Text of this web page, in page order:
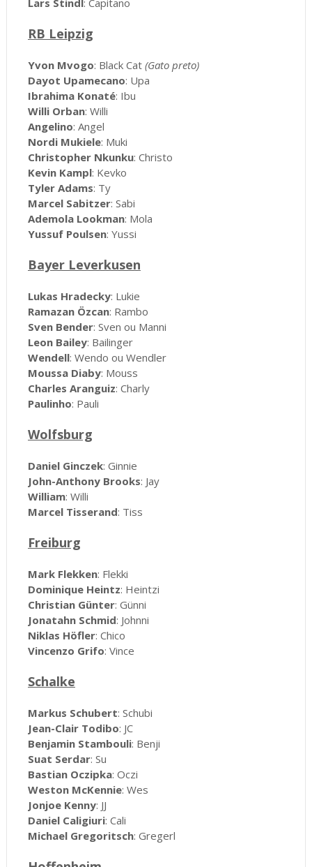
RB Leipzig
Yvon Mvogo: Black Cat (Gato preto)
Dayot Upamecano: Upa
Ibrahima Konaté: Ibu
Willi Orban: Willi
Angelino: Angel
Nordi Mukiele: Muki
Christopher Nkunku: Christo
Kevin Kampl: Kevko
Tyler Adams: Ty
Marcel Sabitzer: Sabi
Ademola Lookman: Mola
Yussuf Poulsen: Yussi
Bayer Leverkusen
Lukas Hradecky: Lukie
Ramazan Özcan: Rambo
Sven Bender: Sven ou Manni
Leon Bailey: Bailinger
Wendell: Wendo ou Wendler
Moussa Diaby: Mouss
Charles Aranguiz: Charly
Paulinho: Pauli
Wolfsburg
Daniel Ginczek: Ginnie
John-Anthony Brooks: Jay
William: Willi
Marcel Tisserand: Tiss
Freiburg
Mark Flekken: Flekki
Dominique Heintz: Heintzi
Christian Günter: Günni
Jonatahn Schmid: Johnni
Niklas Höfler: Chico
Vincenzo Grifo: Vince
Schalke
Markus Schubert: Schubi
Jean-Clair Todibo: JC
Benjamin Stambouli: Benji
Suat Serdar: Su
Bastian Oczipka: Oczi
Weston McKennie: Wes
Jonjoe Kenny: JJ
Daniel Caligiuri: Cali
Michael Gregoritsch: Gregerl